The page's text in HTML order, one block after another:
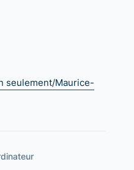
seulement/Maurice-